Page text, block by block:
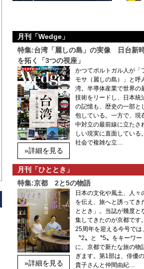
月刊「Wedge」
特集:台湾「麗しの島」の実像 日台新
を拓く「3つの視座」
»詳細を見る
かつてポルトガル人が「
モサ（麗しの島）」と呼
湾。半導体産業で世界の
技術をリードし、日本統
の記憶も、歴史の一部と
包している。一方で、現
中対立の最前線に立たさ
しい現実に直面している
社会で複雑な立…
月刊「ひととき」
特集:京都 2と5の物語
»詳細を見る
日本の文化や風土、人々
を伝え、旅へと誘ってき
ととき」。当誌が幾度と
集してきたのが京都です
25周年を迎える今号では、
〝2〟と〝5〟をキーワー
に、京都で新たな旅の物
ぎます。第1部は、俳優
貴子さんと仲間由紀…